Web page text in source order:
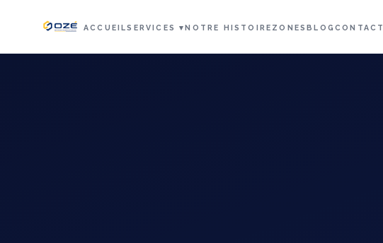
ACCUEILSERVICES ▾NOTRE HISTOIRE ZONESBLOGCONTACT